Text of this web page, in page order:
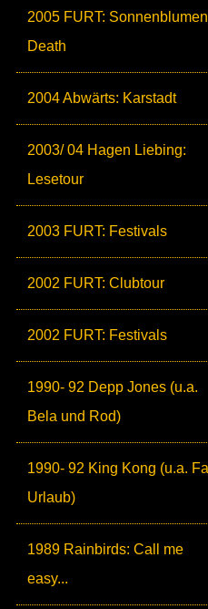
2005 FURT:
Death
2004 Abwärts: Karstadt
2003/ 04 Hagen Liebing:
Lesetour
2003 FURT: Festivals
2002 FURT: Clubtour
2002 FURT: Festivals
1990- 92 Depp Jones (u.a.
Bela und Rod)
1990- 92 King Kong (u.a.
Urlaub)
1989 Rainbirds: Call me
easy...